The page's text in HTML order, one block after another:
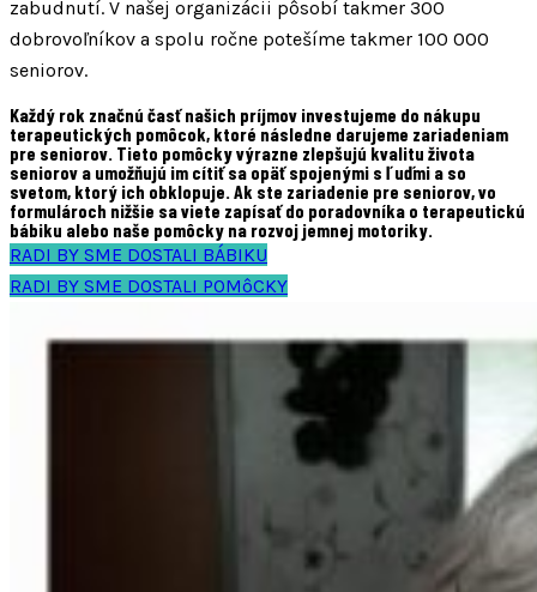
zabudnutí. V našej organizácii pôsobí takmer 300
dobrovoľníkov a spolu ročne potešíme takmer 100 000
seniorov.
Každý rok značnú časť našich príjmov investujeme do nákupu
terapeutických pomôcok, ktoré následne darujeme zariadeniam
pre seniorov. Tieto pomôcky výrazne zlepšujú kvalitu života
seniorov a umožňujú im cítiť sa opäť spojenými s ľuďmi a so
svetom, ktorý ich obklopuje. Ak ste zariadenie pre seniorov, vo
formulároch nižšie sa viete zapísať do poradovníka o terapeutickú
bábiku alebo naše pomôcky na rozvoj jemnej motoriky.
RADI BY SME DOSTALI BÁBIKU
RADI BY SME DOSTALI POMôCKY